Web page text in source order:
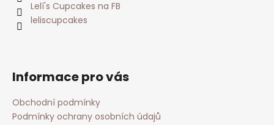
Lelí's Cupcakes na FB
leliscupcakes
Informace pro vás
Obchodní podmínky
Podmínky ochrany osobních údajů